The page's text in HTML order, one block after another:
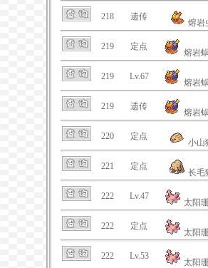
218 遗传
熔岩
219 定点
熔岩
219 Lv.67
熔岩
219 遗传
熔岩
220 定点
小山
221 定点
长毛
222 Lv.47
太阳
222 定点
太阳
222 Lv.53
太阳